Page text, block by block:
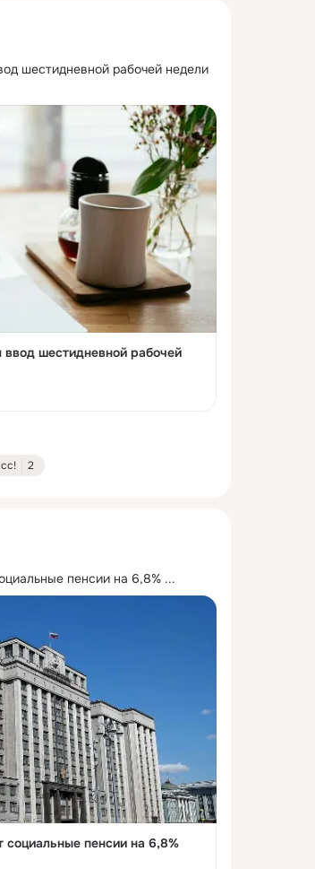
шестидневной рабочей недели
шестидневной рабочей
2
пенсии на 6,8% ...
пенсии на 6,8%